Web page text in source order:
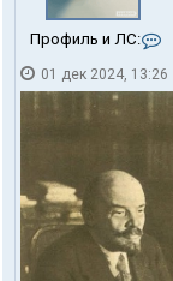
Профиль и ЛС:
н
т
01 дек 2024, 13:26